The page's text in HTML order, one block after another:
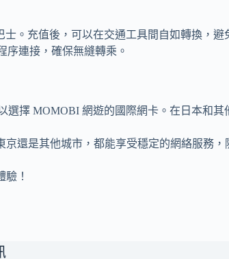
。充值後，可以在交通工具間自如轉換，避
序連接，確保無縫轉乘。
選擇 MOMOBI 網遊的國際網卡。在日本和
京還是其他城市，都能享受穩定的網絡服務
！